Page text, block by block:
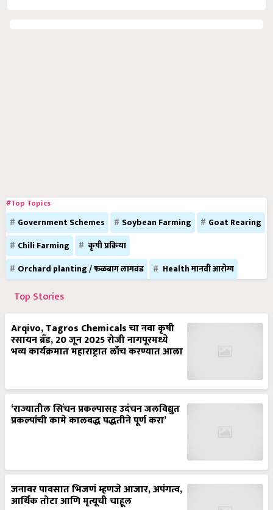
#Top Topics
Government Schemes Soybean Farming
Goat Rearing
Chili Farming
कृषी प्रक्रिया
Orchard planting / फळबाग लागवड
Health मानवी आरोग्य
Top Stories
Arqivo, Tagros Chemicals चा नवा कृषी
रसायन ब्रँड, 20 जून 2025 रोजी नागपूरमध्ये
भव्य कार्यक्रमात महाराष्ट्रात लाँच करण्यात आला
‘राज्यातील सिंचन प्रकल्पासह उदंचन जलविद्युत
प्रकल्पांची कामे कालबद्ध पद्धतीने पूर्ण करा’
जनावर पावसात भिजणं म्हणजे आजार, अपंगत्व,
आर्थिक तोटा आणि मृत्यूची चाहूल